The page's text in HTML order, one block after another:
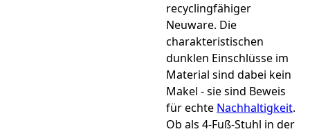
recyclingfähiger
Neuware. Die
charakteristischen
dunklen Einschlüsse im
Material sind dabei kein
Makel - sie sind Beweis
für echte Nachhaltigkeit.
Ob als 4-Fuß-Stuhl in der